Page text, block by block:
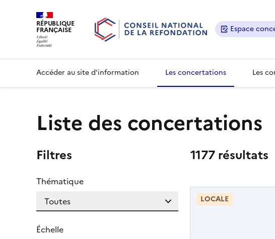
RÉPUBLIQUE
FRANÇAISE Espace
Accéder au site d'information Les concertations Les
Liste des concertations
Filtres
Thématique
Échelle
1177 résultats
LOCALE